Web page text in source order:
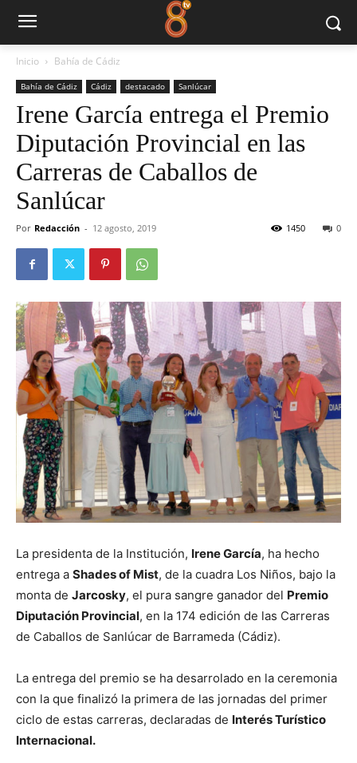
Inicio Bahía de Cádiz
Bahía de Cádiz Cádiz destacado Sanlúcar
Irene García entrega el Premio
Diputación Provincial en las
Carreras de Caballos de
Sanlúcar
Por Redacción - 12 agosto, 2019 0
1450
La presidenta de la Institución, Irene García, ha hecho
entrega a Shades of Mist, de la cuadra Los Niños, bajo la
monta de Jarcosky, el pura sangre ganador del Premio
Diputación Provincial, en la 174 edición de las Carreras
de Caballos de Sanlúcar de Barrameda (Cádiz).
La entrega del premio se ha desarrolado en la ceremonia
con la que finalizó la primera de las jornadas del primer
ciclo de estas carreras, declaradas de Interés Turístico
Internacional.